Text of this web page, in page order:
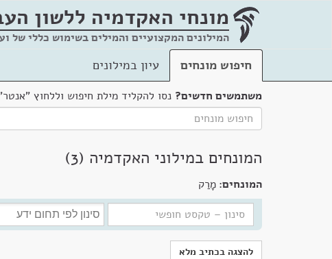
מונחי האקדמיה ללשון
המילונים המקצועיים והמילים בשימוש כללי של
חיפוש מונחים עיון במילונים
משתמשים חדשים? נסו להקליד מילת חיפוש וללחוץ
המונחים במילוני האקדמיה (3)
המונחים: מָרַק
להצגה בכתיב מלא